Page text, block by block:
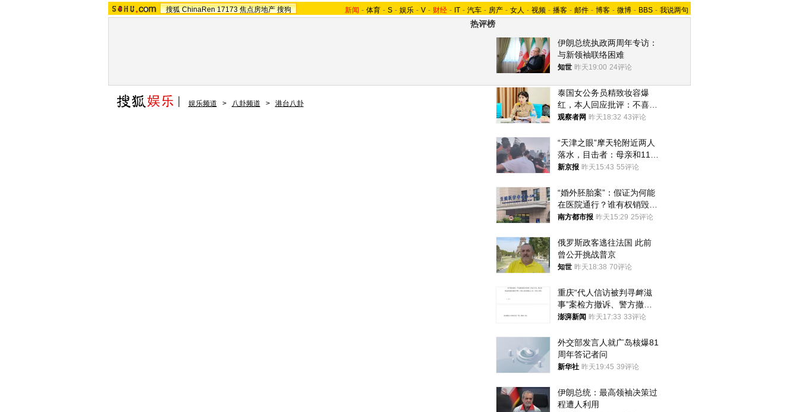
搜狐 ChinaRen 17173 焦点房地产 搜狗 新闻 - 体育 - S - 娱乐 - V - 财经 - IT - 汽车 - 房产 - 女人 - 视频 - 播客 - 邮件 - 博客 - 微博 - BBS - 我说两句
热评榜
伊朗总统执政两周年专访：
与新领袖联络困难
知世 昨天19:00 24评论
泰国女公务员精致妆容爆
红，本人回应批评：不喜欢
就别看
观察者网 昨天18:32 43评论
“天津之眼”摩天轮附近两人
落水，目击者：母亲和11岁
儿子先后被打捞上岸
新京报 昨天15:43 55评论
“婚外胚胎案”：假证为何能
在医院通行？谁有权销毁胚
胎？
南方都市报 昨天15:29 25评论
俄罗斯政客逃往法国 此前
曾公开挑战普京
知世 昨天18:38 70评论
重庆“代人信访被判寻衅滋
事”案检方撤诉、警方撤
案，两被告人获国赔
澎湃新闻 昨天17:33 33评论
外交部发言人就广岛核爆81
周年答记者问
新华社 昨天19:45 39评论
伊朗总统：最高领袖决策过
程遭人利用
娱乐频道 > 八卦频道 > 港台八卦